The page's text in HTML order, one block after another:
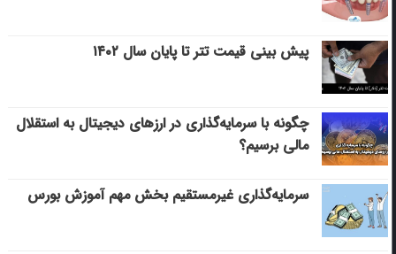
پیش بینی قیمت تتر تا پایان سال ۱۴۰۲
چگونه با سرمایه‌گذاری در ارزهای دیجیتال به استقلال
مالی برسیم؟
سرمایه‌گذاری غیرمستقیم بخش مهم آموزش بورس